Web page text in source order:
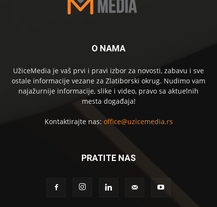
O NAMA
UžiceMedia je vaš prvi i pravi izbor za novosti, zabavu i sve
ostale informacije vezane za Zlatiborski okrug. Nudimo vam
najažurnije informacije, slike i video, pravo sa aktuelnih
mesta događaja!
Kontaktirajte nas: office@uzicemedia.rs
PRATITE NAS